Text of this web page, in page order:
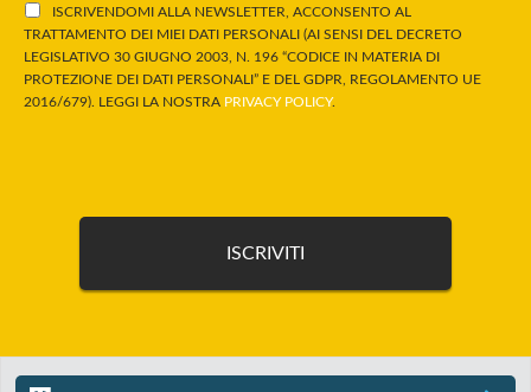
ISCRIVENDOMI ALLA NEWSLETTER, ACCONSENTO AL
TRATTAMENTO DEI MIEI DATI PERSONALI (AI SENSI DEL DECRETO
LEGISLATIVO 30 GIUGNO 2003, N. 196 “CODICE IN MATERIA DI
PROTEZIONE DEI DATI PERSONALI” E DEL GDPR, REGOLAMENTO UE
2016/679). LEGGI LA NOSTRA PRIVACY POLICY.